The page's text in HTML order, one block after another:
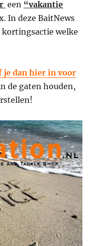
een “vakantie
In deze BaitNews
welke
je dan hier in voor
de gaten houden,